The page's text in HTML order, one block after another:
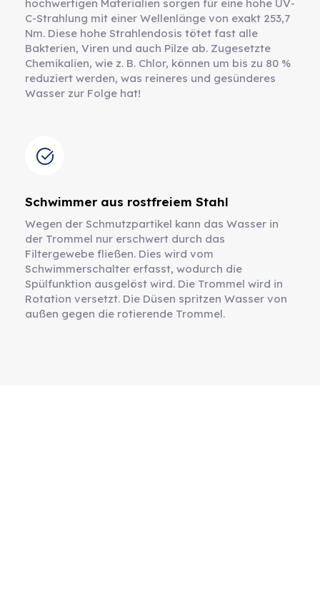
hochwertigen Materialien sorgen für eine hohe UV-
C-Strahlung mit einer Wellenlänge von exakt 253,7
Nm. Diese hohe Strahlendosis tötet fast alle
Bakterien, Viren und auch Pilze ab. Zugesetzte
Chemikalien, wie z. B. Chlor, können um bis zu 80 %
reduziert werden, was reineres und gesünderes
Wasser zur Folge hat!
Schwimmer aus rostfreiem Stahl
Wegen der Schmutzpartikel kann das Wasser in
der Trommel nur erschwert durch das
Filtergewebe fließen. Dies wird vom
Schwimmerschalter erfasst, wodurch die
Spülfunktion ausgelöst wird. Die Trommel wird in
Rotation versetzt. Die Düsen spritzen Wasser von
außen gegen die rotierende Trommel.